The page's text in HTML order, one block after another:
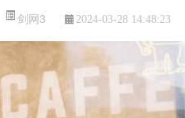
剑网3 2024-03-28 14:48:23